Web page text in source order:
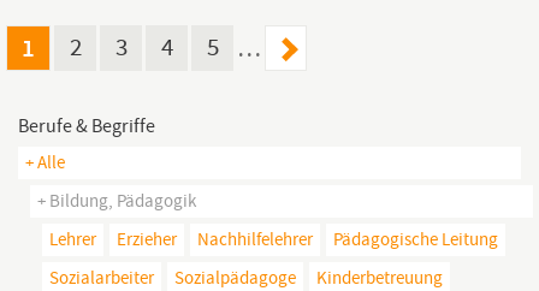
mit relevanten...
1 2 3 4 5 …
Berufe & Begriffe
+ Alle
+ Bildung, Pädagogik
Lehrer
Erzieher Nachhilfelehrer
Pädagogische Leitung
Sozialarbeiter
Sozialpädagoge
Kinderbetreuung